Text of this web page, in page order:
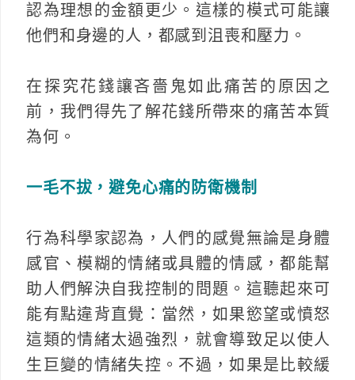
認為理想的金額更少。這樣的模式可能讓
他們和身邊的人，都感到沮喪和壓力。
在探究花錢讓吝嗇鬼如此痛苦的原因之
前，我們得先了解花錢所帶來的痛苦本質
為何。
一毛不拔，避免心痛的防衛機制
行為科學家認為，人們的感覺無論是身體
感官、模糊的情緒或具體的情感，都能幫
助人們解決自我控制的問題。這聽起來可
能有點違背直覺：當然，如果慾望或憤怒
這類的情緒太過強烈，就會導致足以使人
生巨變的情緒失控。不過，如果是比較緩